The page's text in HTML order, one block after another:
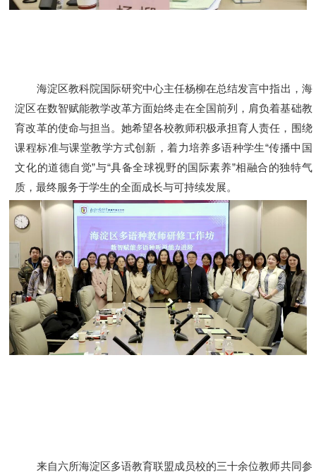
海淀区教科院国际研究中心主任杨柳在总结发言中指出，海
淀区在数智赋能教学改革方面始终走在全国前列，肩负着基础教
育改革的使命与担当。她希望各校教师积极承担育人责任，围绕
课程标准与课堂教学方式创新，着力培养多语种学生“传播中国
文化的道德自觉”与“具备全球视野的国际素养”相融合的独特气
质，最终服务于学生的全面成长与可持续发展。
来自六所海淀区多语教育联盟成员校的三十余位教师共同参